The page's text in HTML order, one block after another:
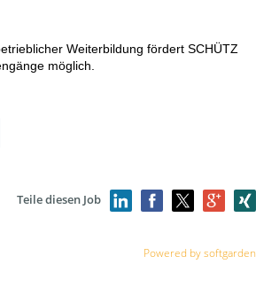
Weiterbildung fördert SCHÜTZ
möglich.
Teile diesen Job
Powered by softgarden